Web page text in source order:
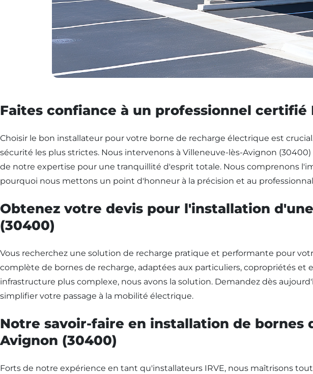
Faites confiance à un professionnel certifié
Choisir le bon installateur pour votre borne de recharge électrique est
sécurité les plus strictes. Nous intervenons à Villeneuve-lès-Avignon
de notre expertise pour une tranquillité d'esprit totale. Nous comprenons
pourquoi nous mettons un point d'honneur à la précision et au
Obtenez votre devis pour l'installation
(30400)
Vous recherchez une solution de recharge pratique et performante pour
complète de bornes de recharge, adaptées aux particuliers, copropriétés
infrastructure plus complexe, nous avons la solution. Demandez dès
simplifier votre passage à la mobilité électrique.
Notre savoir-faire en installation de bornes
Avignon (30400)
Forts de notre expérience en tant qu'installateurs IRVE, nous maîtrisons